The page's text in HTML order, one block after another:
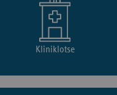
Kliniklotse